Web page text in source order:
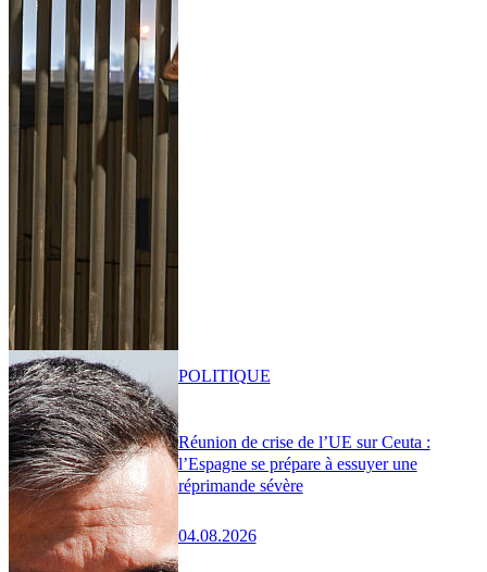
Réunion de crise de l’UE sur Ceuta :
l’Espagne se prépare à essuyer une
réprimande sévère
04.08.2026
POLITIQUE